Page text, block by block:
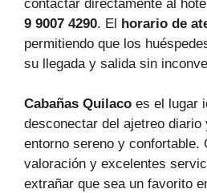
contactar directamente al
9 9007 4290. El horario de
permitiendo que los
su llegada y salida sin
Cabañas Quilaco es el lugar
desconectar del ajetreo diario
entorno sereno y confortable.
valoración y excelentes
extrañar que sea un favorito